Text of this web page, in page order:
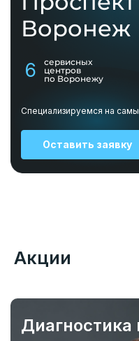
Воронеж
6
сервисных
центров
по Воронежу
Специализируемся на
Оставить заявку
Акции
Диагностика